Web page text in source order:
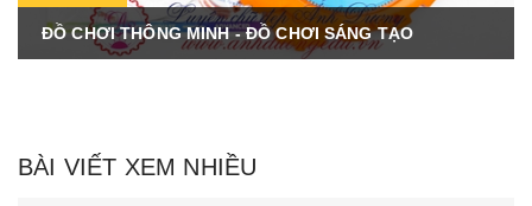
ĐỒ CHƠI THÔNG MINH - ĐỒ CHƠI SÁNG TẠO
BÀI VIẾT XEM NHIỀU